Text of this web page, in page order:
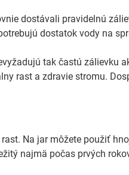
dostávali pravidelnú
dostatok vody na
tak častú zálievku
rast a zdravie stromu.
Na jar môžete použiť
najmä počas prvých